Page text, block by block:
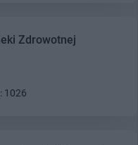
Zdrowotnej
1026